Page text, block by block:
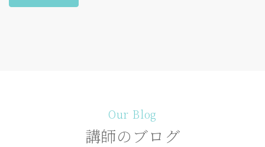
Our Blog
講師のブログ